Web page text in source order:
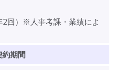
2回）※人事考課・業績によ
約期間